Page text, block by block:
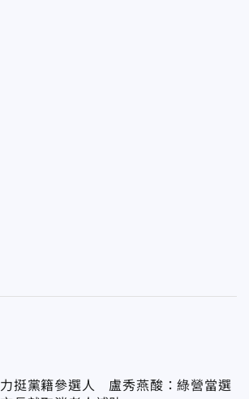
力挺黨籍參選人 盧秀燕酸：綠營當選